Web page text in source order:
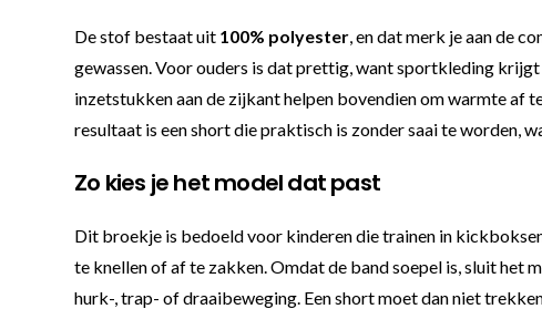
De stof bestaat uit 100% polyester, en dat merk je aan de
gewassen. Voor ouders is dat prettig, want sportkleding
inzetstukken aan de zijkant helpen bovendien om warmte af
resultaat is een short die praktisch is zonder saai te worden,
Zo kies je het model dat past
Dit broekje is bedoeld voor kinderen die trainen in
te knellen of af te zakken. Omdat de band soepel is, sluit het
hurk-, trap- of draaibeweging. Een short moet dan niet